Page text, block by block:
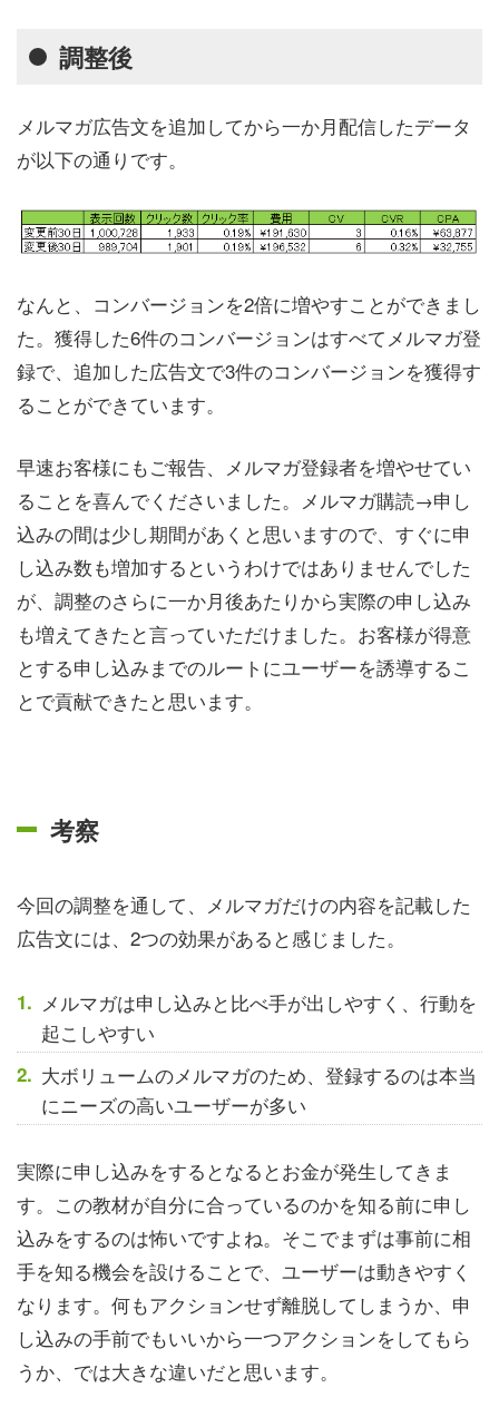
調整後
メルマガ広告文を追加してから一か月配信したデータ
が以下の通りです。
なんと、コンバージョンを2倍に増やすことができまし
た。獲得した6件のコンバージョンはすべてメルマガ登
録で、追加した広告文で3件のコンバージョンを獲得す
ることができています。
早速お客様にもご報告、メルマガ登録者を増やせてい
ることを喜んでくださいました。メルマガ購読→申し
込みの間は少し期間があくと思いますので、すぐに申
し込み数も増加するというわけではありませんでした
が、調整のさらに一か月後あたりから実際の申し込み
も増えてきたと言っていただけました。お客様が得意
とする申し込みまでのルートにユーザーを誘導するこ
とで貢献できたと思います。
考察
今回の調整を通して、メルマガだけの内容を記載した
広告文には、2つの効果があると感じました。
メルマガは申し込みと比べ手が出しやすく、行動を
起こしやすい
大ボリュームのメルマガのため、登録するのは本当
にニーズの高いユーザーが多い
実際に申し込みをするとなるとお金が発生してきま
す。この教材が自分に合っているのかを知る前に申し
込みをするのは怖いですよね。そこでまずは事前に相
手を知る機会を設けることで、ユーザーは動きやすく
なります。何もアクションせず離脱してしまうか、申
し込みの手前でもいいから一つアクションをしてもら
うか、では大きな違いだと思います。